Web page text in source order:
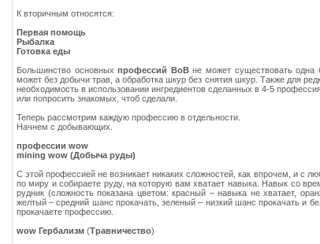
К вторичным относятся:
Первая помощь
Рыбалка
Готовка еды
Большинство основныхпрофессий ВоВне может существовать одна
может без добычи трав, а обработка шкур без снятия шкур. Также для
необходимость в использовании ингредиентов сделанных в 4-5
или попросить знакомых, чтоб сделали.
Теперь рассмотрим каждую профессию в отдельности.
Начнем с добывающих.
профессии wow
mining wow (Добыча руды)
С этой профессией не возникает никаких сложностей, как впрочем, и с
по миру и собираете руду, на которую вам хватает навыка. Навык со
рудник (сложность показана цветом: красный – навыка не хватает,
желтый – средний шанс прокачать, зеленый – низкий шанс прокачать и
прокачаете профессию.
wow Гербализм (Травничество)